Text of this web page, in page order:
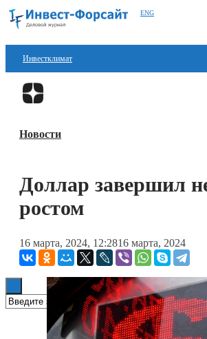
ENG
Инвестклимат
Финансы
Блокчейн
Технологии
Книги
Новости
Доллар завершил
ростом
16 марта, 2024, 12:2816 марта, 2024